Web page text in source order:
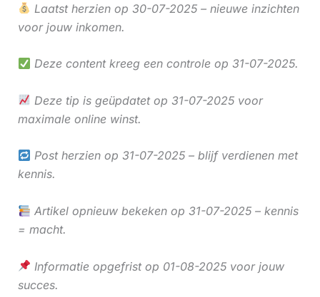
Laatst herzien op 30-07-2025 – nieuwe inzichten
voor jouw inkomen.
Deze content kreeg een controle op 31-07-2025.
Deze tip is geüpdatet op 31-07-2025 voor
maximale online winst.
Post herzien op 31-07-2025 – blijf verdienen met
kennis.
Artikel opnieuw bekeken op 31-07-2025 – kennis
= macht.
Informatie opgefrist op 01-08-2025 voor jouw
succes.